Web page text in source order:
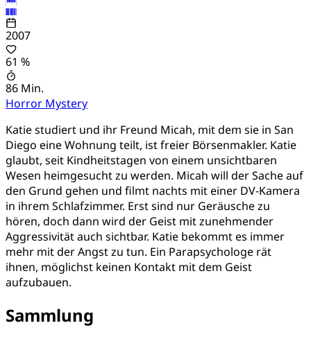
2007
61 %
86 Min.
Horror Mystery
Katie studiert und ihr Freund Micah, mit dem sie in San
Diego eine Wohnung teilt, ist freier Börsenmakler. Katie
glaubt, seit Kindheitstagen von einem unsichtbaren
Wesen heimgesucht zu werden. Micah will der Sache auf
den Grund gehen und filmt nachts mit einer DV-Kamera
in ihrem Schlafzimmer. Erst sind nur Geräusche zu
hören, doch dann wird der Geist mit zunehmender
Aggressivität auch sichtbar. Katie bekommt es immer
mehr mit der Angst zu tun. Ein Parapsychologe rät
ihnen, möglichst keinen Kontakt mit dem Geist
aufzubauen.
Sammlung